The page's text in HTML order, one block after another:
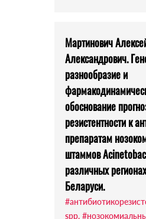
Мартинович
Александрович.
разнообразие и
обоснование
резистентности к
препаратам
штаммов
различных
Беларуси.
spp.